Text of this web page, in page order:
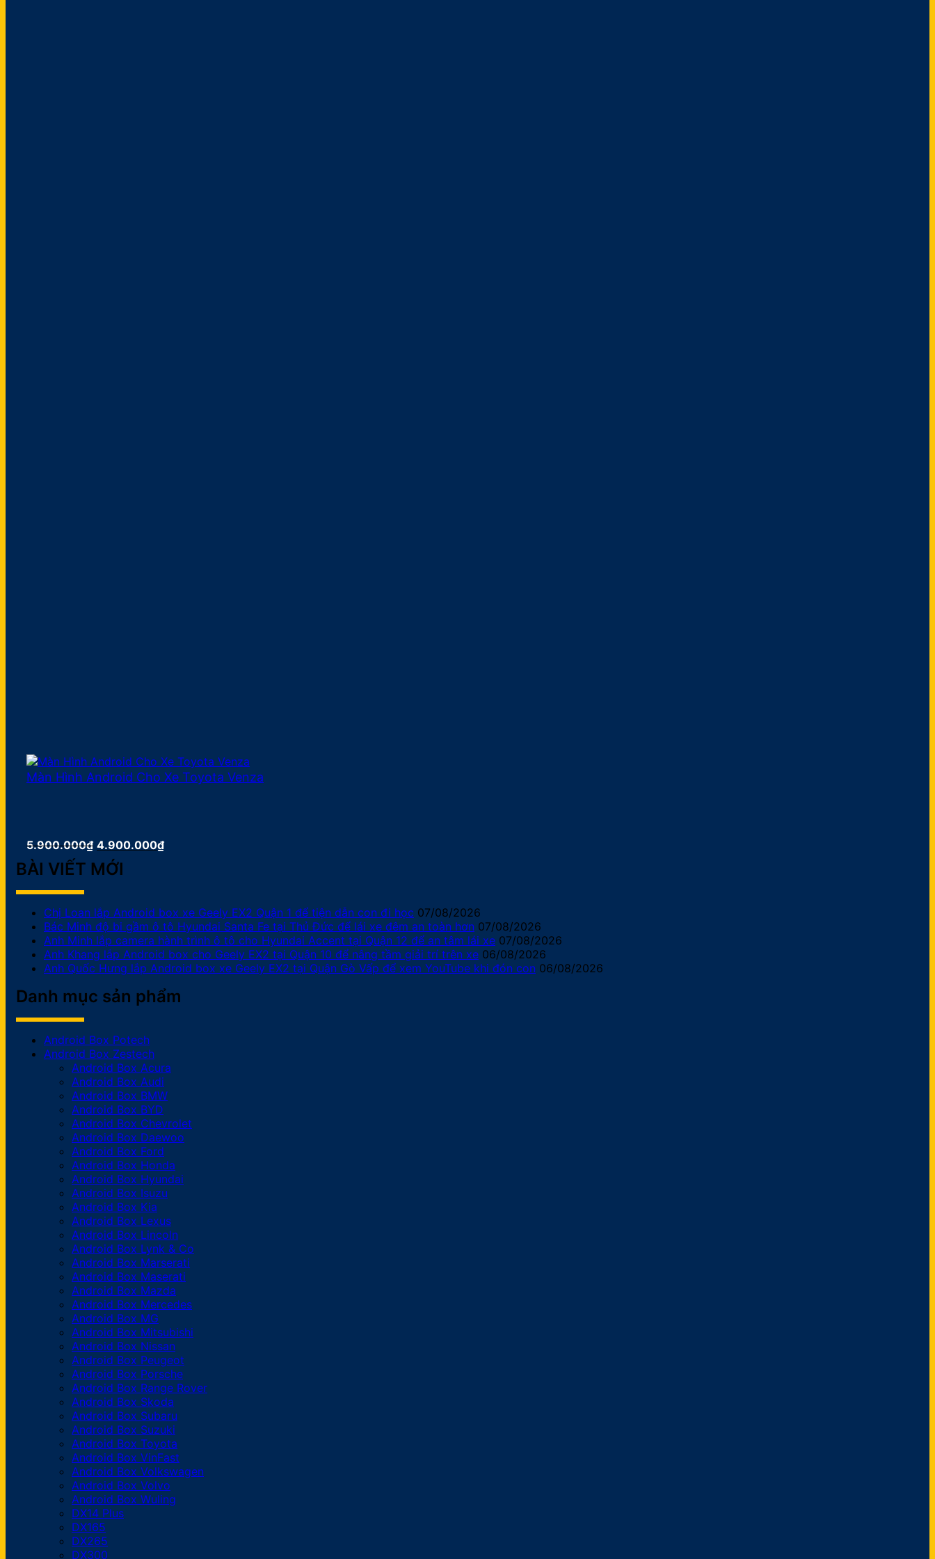
Màn Hình Android Cho Xe Toyota Venza
5.900.000₫ Giá
gốc
là:
4.900.000₫Giá
BÀI VIẾT MỚI
Chị Loan lắp Android box xe Geely EX2 Quận 1 để tiện dẫn con đi học 07/08/2026
Bác Minh độ bi gầm ô tô Hyundai Santa Fe tại Thủ Đức để lái xe đêm an toàn hơn 07/08/2026
Anh Minh lắp camera hành trình ô tô cho Hyundai Accent tại Quận 12 để an tâm lái xe 07/08/2026
Anh Khang lắp Android box cho Geely EX2 tại Quận 10 để nâng tầm giải trí trên xe 06/08/2026
Anh Quốc Hưng lắp Android box xe Geely EX2 tại Quận Gò Vấp để xem YouTube khi đón con 06/08/2026
Danh mục sản phẩm
Android Box Potech
Android Box Zestech
Android Box Acura
Android Box Audi
Android Box BMW
Android Box BYD
Android Box Chevrolet
Android Box Daewoo
Android Box Ford
Android Box Honda
Android Box Hyundai
Android Box Isuzu
Android Box Kia
Android Box Lexus
Android Box Lincoln
Android Box Lynk & Co
Android Box Marserati
Android Box Maserati
Android Box Mazda
Android Box Mercedes
Android Box MG
Android Box Mitsubishi
Android Box Nissan
Android Box Peugeot
Android Box Porsche
Android Box Range Rover
Android Box Skoda
Android Box Subaru
Android Box Suzuki
Android Box Toyota
Android Box VinFast
Android Box Volkswagen
Android Box Volvo
Android Box Wuling
DX14 Plus
DX165
DX265
DX300